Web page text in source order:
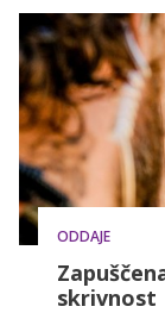
ljubezen, v
novem
Avstralija.
smete
glavni vlogi,
ODDAJE
skrivnost